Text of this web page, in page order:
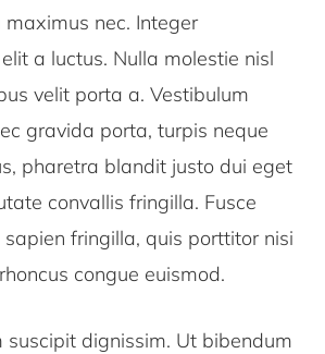
nec. Integer
a luctus. Nulla molestie nisl
velit porta a. Vestibulum
gravida porta, turpis neque
pharetra blandit justo dui eget
convallis fringilla. Fusce
fringilla, quis porttitor nisi
congue euismod.
suscipit dignissim. Ut bibendum